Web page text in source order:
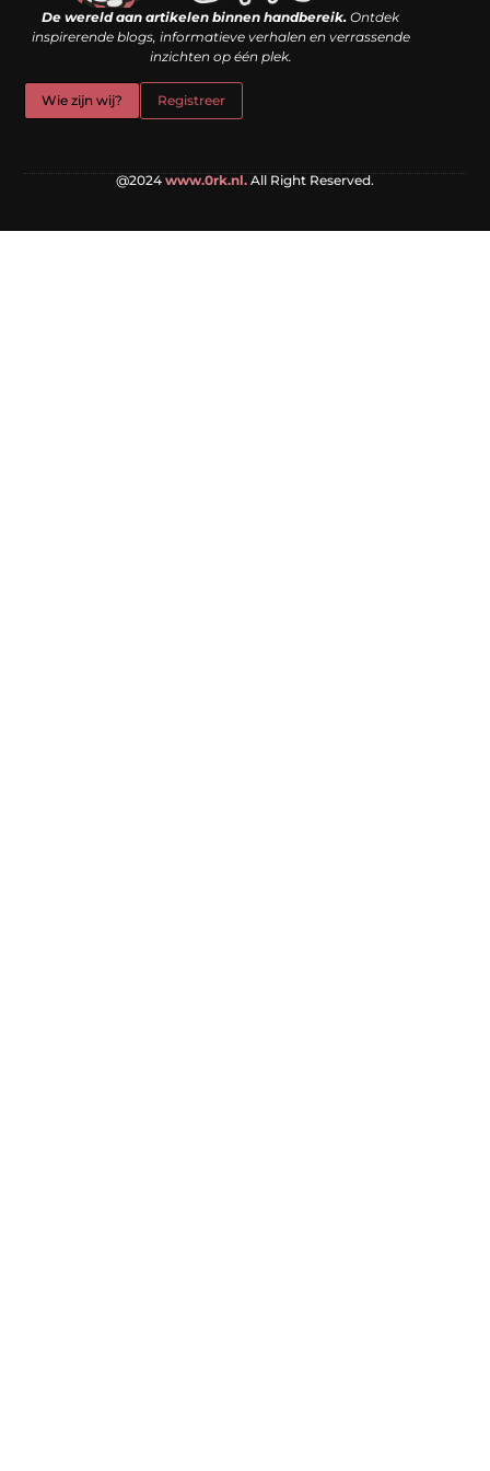
De wereld aan artikelen binnen handbereik. Ontdek
inspirerende blogs, informatieve verhalen en verrassende
inzichten op één plek.
Wie zijn wij? Registreer
@2024 www.0rk.nl. All Right Reserved.